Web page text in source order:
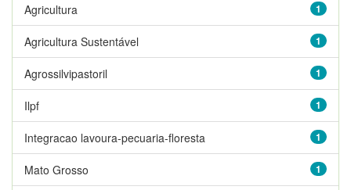
1
Agricultura
1
Agricultura Sustentável
1
Agrossilvipastoril
1
Ilpf
1
Integracao lavoura-pecuaria-floresta
1
Mato Grosso